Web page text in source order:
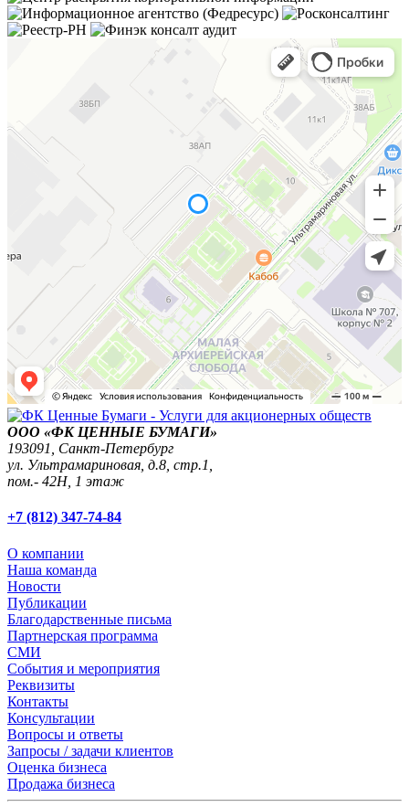
ООО «ФК ЦЕННЫЕ БУМАГИ»
193091, Санкт-Петербург
ул. Ультрамариновая, д.8, стр.1,
пом.- 42Н, 1 этаж
+7 (812) 347-74-84
О компании
Наша команда
Новости
Публикации
Благодарственные письма
Партнерская программа
СМИ
События и мероприятия
Реквизиты
Контакты
Консультации
Вопросы и ответы
Запросы / задачи клиентов
Оценка бизнеса
Продажа бизнеса